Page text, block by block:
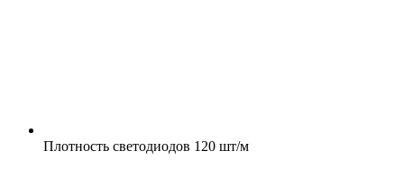
Плотность светодиодов 120 шт/м